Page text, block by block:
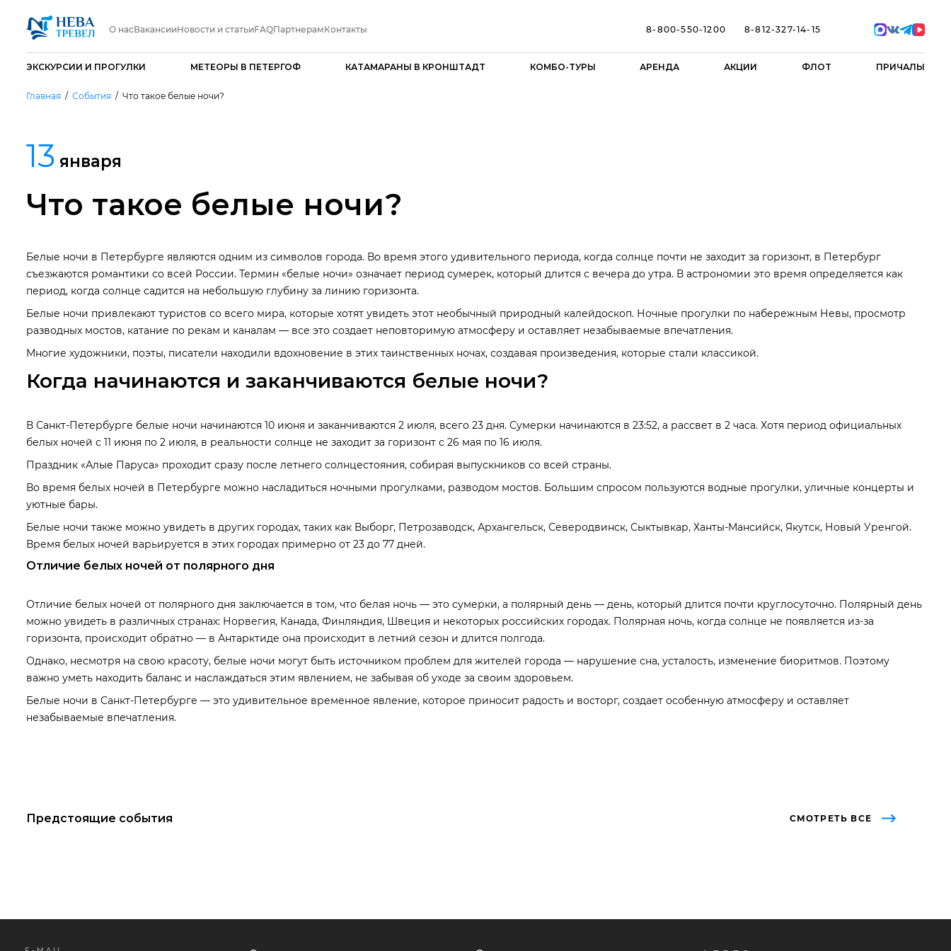
О насВакансииНовости и статьиFAQПартнерамКонтакты 8-800-550-1200 8-812-327-14-15
ЭКСКУРСИИ И ПРОГУЛКИ МЕТЕОРЫ В ПЕТЕРГОФ КАТАМАРАНЫ В КРОНШТАДТ КОМБО-ТУРЫ АРЕНДА АКЦИИ ФЛОТ ПРИЧАЛЫ
Главная События Что такое белые ночи?
13 января
Что такое белые ночи?
Белые ночи в Петербурге являются одним из символов города. Во время этого удивительного периода, когда солнце почти не заходит за горизонт, в Петербург
съезжаются романтики со всей России. Термин «белые ночи» означает период сумерек, который длится с вечера до утра. В астрономии это время определяется как
период, когда солнце садится на небольшую глубину за линию горизонта.
Белые ночи привлекают туристов со всего мира, которые хотят увидеть этот необычный природный калейдоскоп. Ночные прогулки по набережным Невы, просмотр
разводных мостов, катание по рекам и каналам — все это создает неповторимую атмосферу и оставляет незабываемые впечатления.
Многие художники, поэты, писатели находили вдохновение в этих таинственных ночах, создавая произведения, которые стали классикой.
Когда начинаются и заканчиваются белые ночи?
В Санкт-Петербурге белые ночи начинаются 10 июня и заканчиваются 2 июля, всего 23 дня. Сумерки начинаются в 23:52, а рассвет в 2 часа. Хотя период официальных
белых ночей с 11 июня по 2 июля, в реальности солнце не заходит за горизонт с 26 мая по 16 июля.
Праздник «Алые Паруса» проходит сразу после летнего солнцестояния, собирая выпускников со всей страны.
Во время белых ночей в Петербурге можно насладиться ночными прогулками, разводом мостов. Большим спросом пользуются водные прогулки, уличные концерты и
уютные бары.
Белые ночи также можно увидеть в других городах, таких как Выборг, Петрозаводск, Архангельск, Северодвинск, Сыктывкар, Ханты-Мансийск, Якутск, Новый Уренгой.
Время белых ночей варьируется в этих городах примерно от 23 до 77 дней.
Отличие белых ночей от полярного дня
Отличие белых ночей от полярного дня заключается в том, что белая ночь — это сумерки, а полярный день — день, который длится почти круглосуточно. Полярный день
можно увидеть в различных странах: Норвегия, Канада, Финляндия, Швеция и некоторых российских городах. Полярная ночь, когда солнце не появляется из-за
горизонта, происходит обратно — в Антарктиде она происходит в летний сезон и длится полгода.
Однако, несмотря на свою красоту, белые ночи могут быть источником проблем для жителей города — нарушение сна, усталость, изменение биоритмов. Поэтому
важно уметь находить баланс и наслаждаться этим явлением, не забывая об уходе за своим здоровьем.
Белые ночи в Санкт-Петербурге — это удивительное временное явление, которое приносит радость и восторг, создает особенную атмосферу и оставляет
незабываемые впечатления.
Предстоящие события СМОТРЕТЬ ВСЕ